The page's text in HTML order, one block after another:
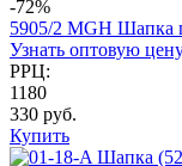
-72%
5905/2 MGH Шапка
Узнать оптовую
РРЦ:
1180
330 руб.
Купить